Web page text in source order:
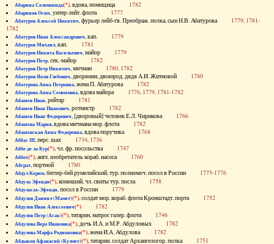
Абарина Соломонида(*), вдова, помещица 1782
Абаринов Осип, унтер-лейт. флота 1777
Абатуров Алексей Никитич, фурьер лейб-гв. Преображ. полка, сын Н.В. Абатурова 1779, 1781-
1782
Абатуров Иван Александрович, кап. 1779
Абатуров Михаил, кап. 1781
Абатуров Никита Васильевич, майор 1779
Абатуров Петр, сек.-майор 1782
Абатуров Петр Никитич, мичман 1780, 1782
Абатуров Яков Глебович, дворянин, двоюрод. дядя А.И. Житновой 1780
Абатурова Анна Петровна, жена П. Абатурова 1782
Абатурова Анна Семеновна, вдова майора 1776, 1779, 1781-1782
Абашев Иван, рейтар 1781
Абашев Иван Иванович, ротмистр 1782
Абашев Иван Федорович, [дворовый] человек Е.Л. Чирикова 1766
Абашева Мария, вдова мичмана мор. флота 1782
Абашевская Анна Федоровна, вдова поручика 1768
Аббас III, перс. шах 1734, 1736
Аббе де ла Кур(*), чл. фр. посольства 1747
Аббот(*), англ. изобретатель кораб. насоса 1760
Абграт, портной 1780
Абдул Керим, беглер-бей румелийский, тур. полномоч. посол в России 1775-1776
Абдула Эфенди(*), конюший, чл. свиты тур. посла 1758
Абдуласах-Эфенди, посол в России 1779
Абдулов Даниил (Мамет)(*), солдат мор. кораб. флота Кронштадт. порта 1752
Абдулов Иван Алексеевич(*) 1782
Абдулов Петр (Асак)(*), татарин, матрос галер. флота 1746
Абдулова Вера Ивановна(*), дочь И.А. и М.Р. Абдуловых 1782
Абдулова Марфа Родионовна(*), жена И.А. Абдулова 1782
Абдыков Афанасий (Кулмет)(*), татарин, солдат Архангелогор. полка 1751